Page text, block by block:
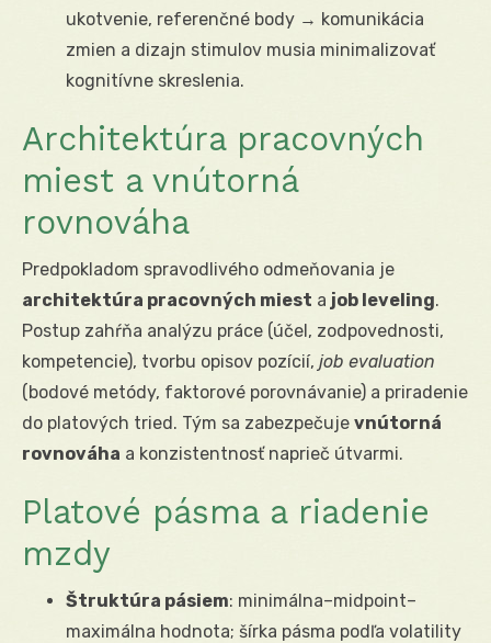
ukotvenie, referenčné body → komunikácia
zmien a dizajn stimulov musia minimalizovať
kognitívne skreslenia.
Architektúra pracovných
miest a vnútorná
rovnováha
Predpokladom spravodlivého odmeňovania je
architektúra pracovných miest a job leveling.
Postup zahŕňa analýzu práce (účel, zodpovednosti,
kompetencie), tvorbu opisov pozícií, job evaluation
(bodové metódy, faktorové porovnávanie) a priradenie
do platových tried. Tým sa zabezpečuje vnútorná
rovnováha a konzistentnosť naprieč útvarmi.
Platové pásma a riadenie
mzdy
Štruktúra pásiem: minimálna–midpoint–
maximálna hodnota; šírka pásma podľa volatility